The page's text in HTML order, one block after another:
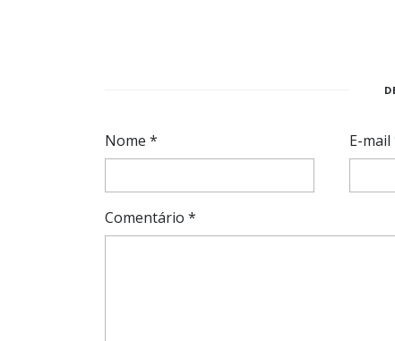
Nome * E-mail
Comentário *